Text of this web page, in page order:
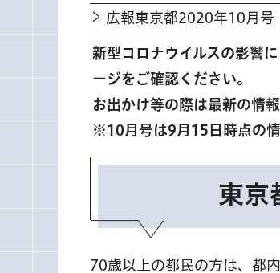
広報東京都2020年10月号
新型コロナウイルスの影響
ージをご確認ください。
お出かけ等の際は最新の情
※10月号は9月15日時点の情
東京
70歳以上の都民の方は、都